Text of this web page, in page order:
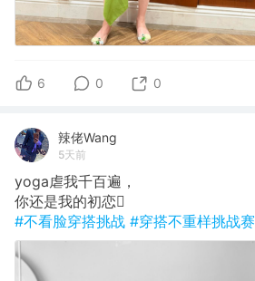
6 0 0
辣佬Wang
5天前
yoga虐我千百遍，
你还是我的初恋🫪
#不看脸穿搭挑战 #穿搭不重样挑战赛